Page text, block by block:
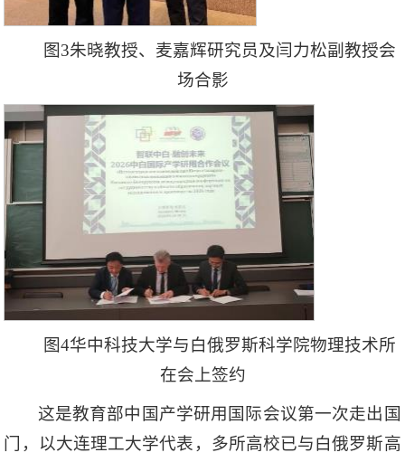
图3朱晓教授、麦嘉辉研究员及闫力松副教授会
场合影
图4华中科技大学与白俄罗斯科学院物理技术所
在会上签约
这是教育部中国产学研用国际会议第一次走出国
门，以大连理工大学代表，多所高校已与白俄罗斯高